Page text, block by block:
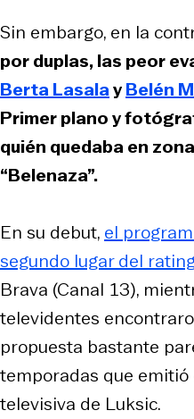
Sin embargo, en la
por duplas, las peor
Berta LasalayBelén
Primer planoy
quién quedaba en
“Belenaza”.
En su debut, el
segundo lugar del
Brava (Canal 13),
televidentes
propuesta bastante
temporadas que
televisiva de Luksic.